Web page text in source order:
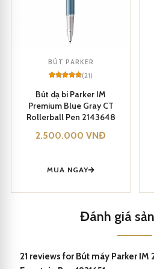
Parker IM 2017 Black Lacquer CT
BÚT PARKER
out of 5
based on
customer
(21)
Bút dạ bi Parker IM
Premium Blue Gray CT
Rollerball Pen 2143648
2.500.000 VNĐ
MUA NGAY
Đánh giá
21 reviews for Bút máy Parker IM